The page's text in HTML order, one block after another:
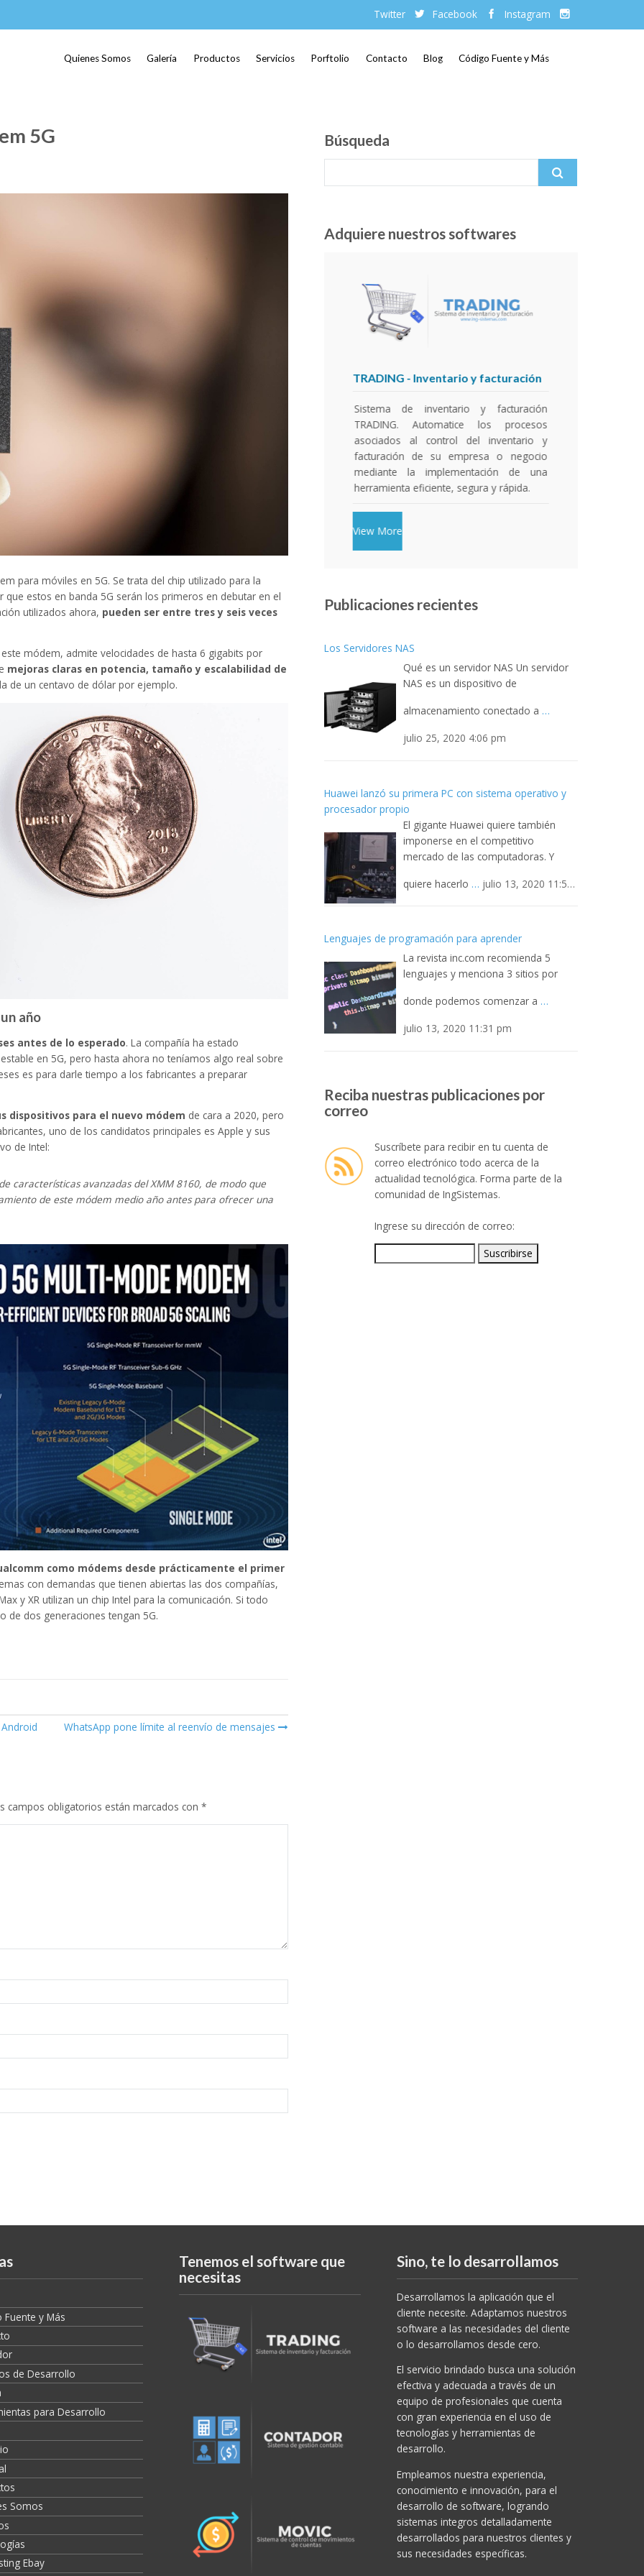
Twitter Facebook Instagram
Quienes Somos Galería Productos Servicios Porftolio Contacto Blog Código Fuente y Más
5G
para móviles en 5G. Se trata del chip utilizado para la
estos en banda 5G serán los primeros en debutar en el
utilizados ahora, pueden ser entre tres y seis veces
módem, admite velocidades de hasta 6 gigabits por
mejoras claras en potencia, tamaño y escalabilidad de
de un centavo de dólar por ejemplo.
año
antes de lo esperado. La compañía ha estado
en 5G, pero hasta ahora no teníamos algo real sobre
es para darle tiempo a los fabricantes a preparar
dispositivos para el nuevo módem de cara a 2020, pero
uno de los candidatos principales es Apple y sus
de Intel:
características avanzadas del XMM 8160, de modo que
de este módem medio año antes para ofrecer una
como módems desde prácticamente el primer
con demandas que tienen abiertas las dos compañías,
y XR utilizan un chip Intel para la comunicación. Si todo
de dos generaciones tengan 5G.
WhatsApp pone límite al reenvío de mensajes
campos obligatorios están marcados con *
Búsqueda
Adquiere nuestros softwares
saldos
View More
TRADING- Inventario y facturación
Sistema de inventario y facturación
TRADING. Automatice los procesos
asociados al control del inventario y
facturación de su empresa o negocio
mediante la implementación de una
herramienta eficiente, segura y rápida.
View More
Publicaciones recientes
Los Servidores NAS
Qué es un servidor NAS Un servidor
NAS es un dispositivo de
almacenamiento conectado a …
julio 25, 2020 4:06 pm
Huawei lanzó su primera PC con sistema operativo y
procesador propio
El gigante Huawei quiere también
imponerse en el competitivo
mercado de las computadoras. Y
quiere hacerlo … julio 13, 2020 11:52
Lenguajes de programación para aprender
La revista inc.com recomienda 5
lenguajes y menciona 3 sitios por
donde podemos comenzar a …
julio 13, 2020 11:31 pm
Reciba nuestras publicaciones por
correo
Suscríbete para recibir en tu cuenta de
correo electrónico todo acerca de la
actualidad tecnológica. Forma parte de la
comunidad de IngSistemas.
Ingrese su dirección de correo:
Fuente y Más
de Desarrollo
para Desarrollo
Somos
Ebay
Tenemos el software que
necesitas
Sino, te lo desarrollamos
Desarrollamos la aplicación que el
cliente necesite. Adaptamos nuestros
software a las necesidades del cliente
o lo desarrollamos desde cero.
El servicio brindado busca una solución
efectiva y adecuada a través de un
equipo de profesionales que cuenta
con gran experiencia en el uso de
tecnologías y herramientas de
desarrollo.
Empleamos nuestra experiencia,
conocimiento e innovación, para el
desarrollo de software, logrando
sistemas integros detalladamente
desarrollados para nuestros clientes y
sus necesidades específicas.